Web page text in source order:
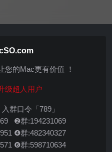
您的Mac更有价值 ！
级超人用户
群口令「789」
❷群:194231069
❹群:482340327
❻群:598710634